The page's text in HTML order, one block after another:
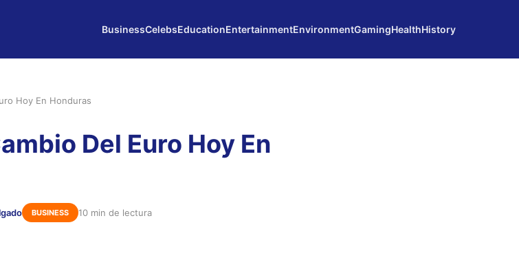
BusinessCelebsEducationEntertainmentEnvironmentGamingHealthHistory
Hoy En Honduras
Del Euro Hoy En
BUSINESS 10 min de lectura